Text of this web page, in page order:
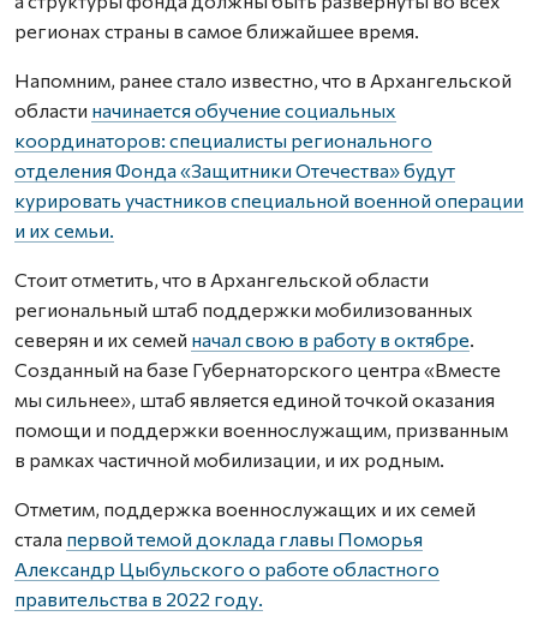
регионах страны в самое ближайшее время.
Напомним, ранее стало известно, что в Архангельской
области начинается обучение социальных
координаторов: специалисты регионального
отделения Фонда «Защитники Отечества» будут
курировать участников специальной военной операции
и их семьи.
Стоит отметить, что в Архангельской области
региональный штаб поддержки мобилизованных
северян и их семей начал свою в работу в октябре.
Созданный на базе Губернаторского центра «Вместе
мы сильнее», штаб является единой точкой оказания
помощи и поддержки военнослужащим, призванным
в рамках частичной мобилизации, и их родным.
Отметим, поддержка военнослужащих и их семей
стала первой темой доклада главы Поморья
Александр Цыбульского о работе областного
правительства в 2022 году.